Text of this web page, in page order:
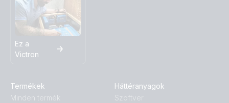
Ez a
Victron
Termékek
Minden termék
Háttéranyagok
Szoftver